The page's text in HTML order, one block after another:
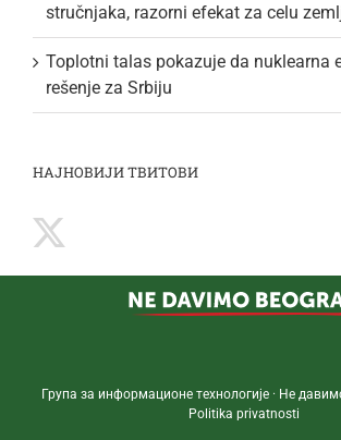
stručnjaka, razorni efekat za celu
Toplotni talas pokazuje da nuklearna
rešenje za Srbiju
НАЈНОВИЈИ ТВИТОВИ
Група за информационе технологије · Не
Politika privatnosti